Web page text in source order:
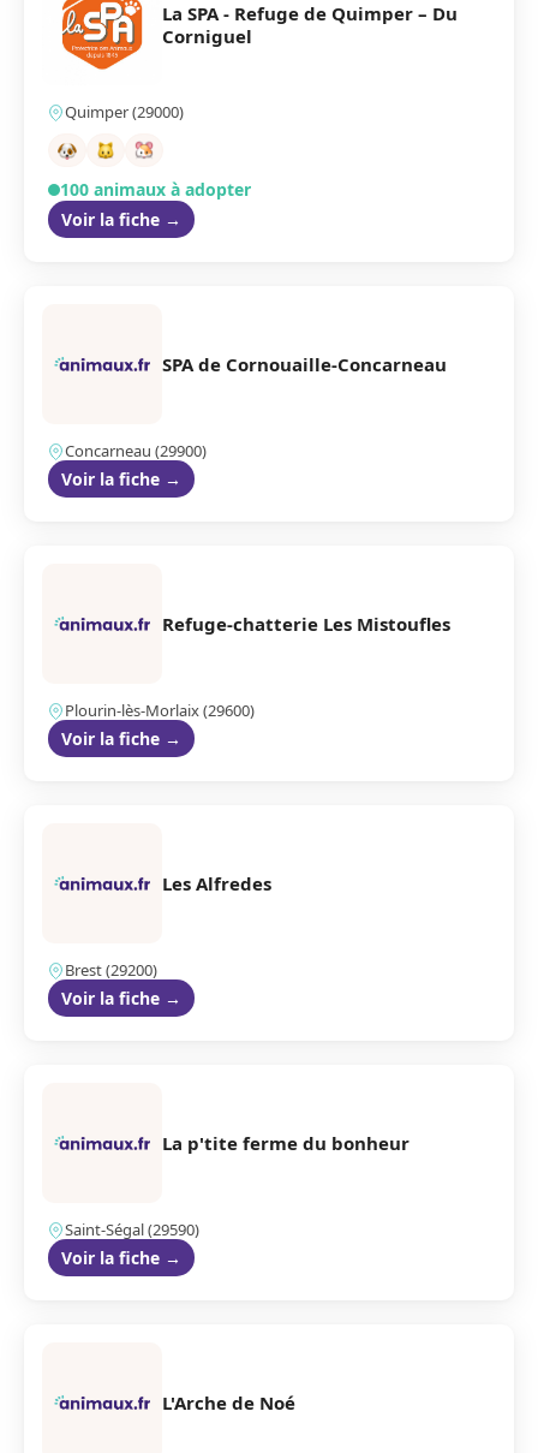
La SPA - Refuge de Quimper – Du
Corniguel
Quimper (29000)
100 animaux à adopter
Voir la fiche →
SPA de Cornouaille-Concarneau
Concarneau (29900)
Voir la fiche →
Refuge-chatterie Les Mistoufles
Plourin-lès-Morlaix (29600)
Voir la fiche →
Les Alfredes
Brest (29200)
Voir la fiche →
La p'tite ferme du bonheur
Saint-Ségal (29590)
Voir la fiche →
L'Arche de Noé